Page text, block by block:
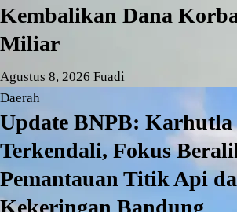
Kembalikan Dana
Miliar
Agustus 8, 2026 Fuadi
Daerah
Update BNPB:
Terkendali, Fokus
Pemantauan Titik Api
Kekeringan Bandung